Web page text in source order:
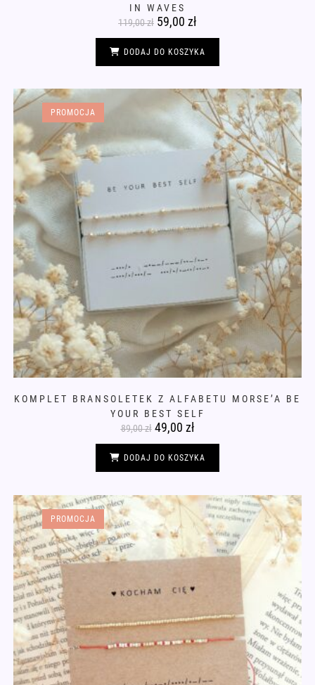
IN WAVES
119,00zł Pierwotna
cena
wynosiła:
119,00 zł.
59,00 zł
wynosi:
59,00 zł.
DODAJ DO KOSZYKA
PROMOCJA
KOMPLET BRANSOLETEK Z ALFABETU MORSE’A BE
YOUR BEST SELF
89,00zł Pierwotna
cena
wynosiła:
89,00 zł.
49,00 złAktualna
wynosi:
49,00 zł.
DODAJ DO KOSZYKA
PROMOCJA